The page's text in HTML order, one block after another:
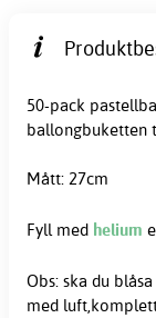
50-pack
ballongbuketten
Mått: 27cm
Fyll med helium
Obs: ska du
med